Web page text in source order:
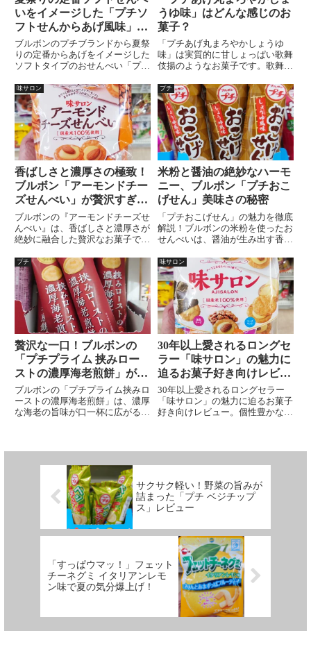
いをイメージした「プチソ
フトせんからあげ風味」が
登場！
ブルボンのプチブランドから夏祭
りの定番からあげをイメージした
ソフトタイプのおせんべい「プチ
2023年6月6日に発売されます。
うゆ味」はどんな感じのお
菓子？
「プチあげ丸まろやかしょうゆ
味」は実質的に甘しょっぱい歌舞
伎揚のようなお菓子です。歌舞伎
しているので使えない名前、ちょ
っと分かりにくい商品名ですね
～！
味サロン
香ばしさと濃厚さの極致！
ブルボン「アーモンドチー
ズせんべい」が贅沢すぎる
件について
ブルボンの『アーモンドチーズせ
んべい』は、香ばしさと濃厚さが
絶妙に融合した贅沢なお菓子で
自社設備でローストされたカリッ
と香ばしいアーモンドとまろやか
なチーズクリームが広がります。
低価格でも味わえる高級感は、香
ばしくてしょっぱい系お菓子の最
高峰！ブルボンの味サロンシリー
ズから発売されたこのお菓子の魅
力に迫ります
プチ
米粉と醤油の絶妙なハーモ
ニー、ブルボン「プチおこ
げせん」美味さの秘密
「プチおこげせん」の魅力を徹底
解説！ブルボンの米粉を使ったお
せんべいは、醤油が生み出す香ば
が特徴。連食性が高く、お茶うけ
やお酒のおつまみにも最適。
プチ
贅沢な一口！ブルボンの
「プチプライム 挟みロー
ストの濃厚海老煎餅」が絶
品すぎる！
ブルボンの「プチプライム挟みロ
ーストの濃厚海老煎餅」は、濃厚
な海老の旨味が口一杯に広がる贅
におすすめ。口当たりの良さや濃
厚な味わいを楽しみたい人にぴっ
たりの新定番おやつ。
味サロン
30年以上愛されるロングセ
ラー「味サロン」の魅力に
迫るお菓子好き向けレビュ
ー
30年以上愛されるロングセラー
「味サロン」の魅力に迫るお菓子
好き向けレビュー。個性豊かな3
海苔の風味がアクセント。国産米
100％使用の美味しさが30年以上
も愛され続ける秘密。ブルボン
「味サロン」の魅力を詳しく紹介
します。
サクサク軽い！野菜の旨みが
詰まった「プチ ベジチップ
ス」レビュー
「すっぱウマッ！」フェット
チーネグミ イタリアンレモ
ン味で夏の気分爆上げ！